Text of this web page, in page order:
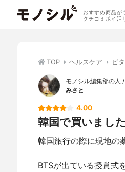
おすすめ商品が
クチコミポイ活
TOP ヘルスケア ビ
モノシル編集部の人
みさと
4.00
韓国で買いまし
韓国旅行の際に現地の
BTSが出ている授賞式